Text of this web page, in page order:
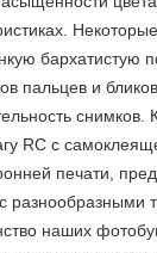
бархатистую
пальцев и
снимков.
RC с
печати,
наших